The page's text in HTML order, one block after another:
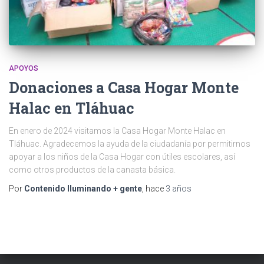
APOYOS
Donaciones a Casa Hogar Monte
Halac en Tláhuac
En enero de 2024 visitamos la Casa Hogar Monte Halac en
Tláhuac. Agradecemos la ayuda de la ciudadanía por permitirnos
apoyar a los niños de la Casa Hogar con útiles escolares, así
como otros productos de la canasta básica.
Por Contenido Iluminando + gente , hace 3 años